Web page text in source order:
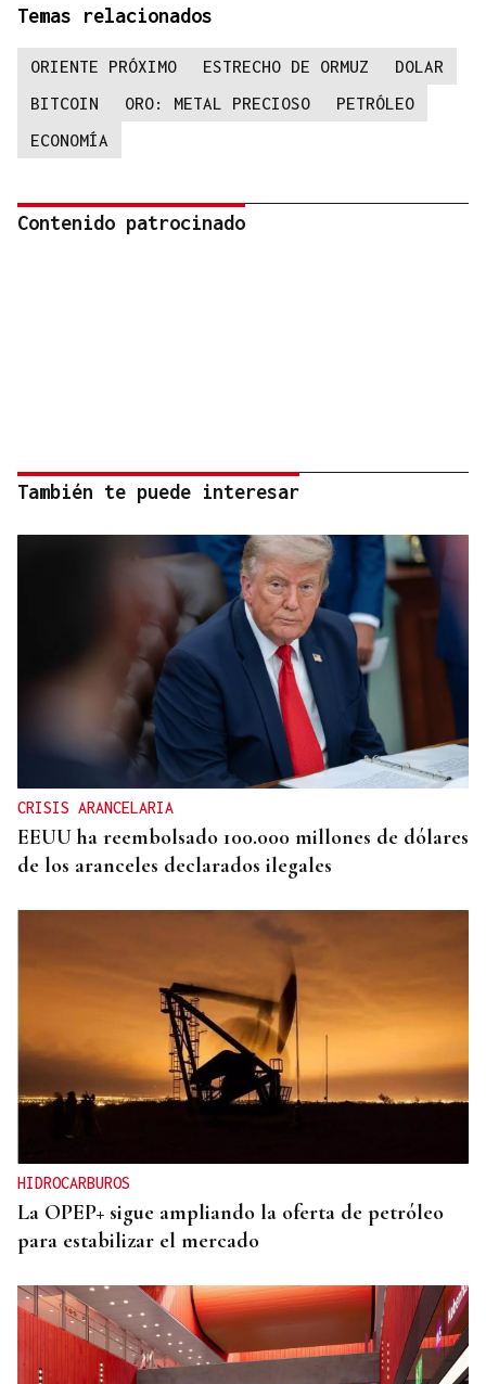
Temas relacionados
ORIENTE PRÓXIMO ESTRECHO DE ORMUZ
DOLAR
BITCOIN
ORO: METAL PRECIOSO
PETRÓLEO
ECONOMÍA
Contenido patrocinado
También te puede interesar
CRISIS ARANCELARIA
EEUU ha reembolsado 100.000 millones de dólares
de los aranceles declarados ilegales
HIDROCARBUROS
La OPEP+ sigue ampliando la oferta de petróleo
para estabilizar el mercado